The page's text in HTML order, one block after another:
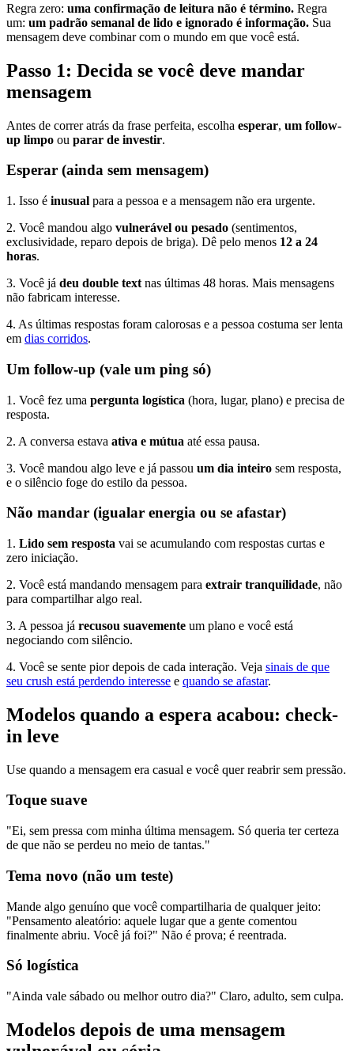
Regra zero: uma confirmação de leitura não é término. Regra
um: um padrão semanal de lido e ignorado é informação. Sua
mensagem deve combinar com o mundo em que você está.
Passo 1: Decida se você deve mandar
mensagem
Antes de correr atrás da frase perfeita, escolha esperar, um follow-
up limpo ou parar de investir.
Esperar (ainda sem mensagem)
1. Isso é inusual para a pessoa e a mensagem não era urgente.
2. Você mandou algo vulnerável ou pesado (sentimentos,
exclusividade, reparo depois de briga). Dê pelo menos 12 a 24
horas.
3. Você já deu double text nas últimas 48 horas. Mais mensagens
não fabricam interesse.
4. As últimas respostas foram calorosas e a pessoa costuma ser lenta
em dias corridos.
Um follow-up (vale um ping só)
1. Você fez uma pergunta logística (hora, lugar, plano) e precisa de
resposta.
2. A conversa estava ativa e mútua até essa pausa.
3. Você mandou algo leve e já passou um dia inteiro sem resposta,
e o silêncio foge do estilo da pessoa.
Não mandar (igualar energia ou se afastar)
1. Lido sem resposta vai se acumulando com respostas curtas e
zero iniciação.
2. Você está mandando mensagem para extrair tranquilidade, não
para compartilhar algo real.
3. A pessoa já recusou suavemente um plano e você está
negociando com silêncio.
4. Você se sente pior depois de cada interação. Veja sinais de que
seu crush está perdendo interesse e quando se afastar.
Modelos quando a espera acabou: check-
in leve
Use quando a mensagem era casual e você quer reabrir sem pressão.
Toque suave
"Ei, sem pressa com minha última mensagem. Só queria ter certeza
de que não se perdeu no meio de tantas."
Tema novo (não um teste)
Mande algo genuíno que você compartilharia de qualquer jeito:
"Pensamento aleatório: aquele lugar que a gente comentou
finalmente abriu. Você já foi?" Não é prova; é reentrada.
Só logística
"Ainda vale sábado ou melhor outro dia?" Claro, adulto, sem culpa.
Modelos depois de uma mensagem